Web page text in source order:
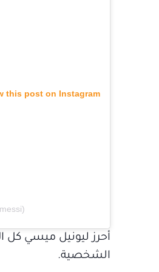
this post on Instagram
أحرز ليونيل ميسي كل
الشخصية.